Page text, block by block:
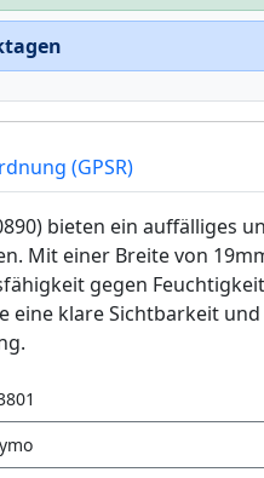
(GPSR)
bieten ein auffälliges
Mit einer Breite von
gegen
klare Sichtbarkeit